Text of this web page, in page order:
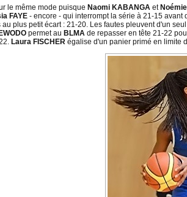
le même mode puisque Naomi KABANGA et
FAYE - encore - qui interrompt la série à 21-15 avant
plus petit écart : 21-20. Les fautes pleuvent d'un
permet au BLMA de repasser en tête 21-22
Laura FISCHER égalise d'un panier primé en limite